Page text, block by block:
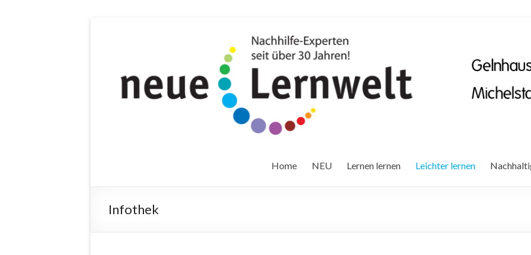
Home NEU Lernen lernen Leichter lernen
Infothek